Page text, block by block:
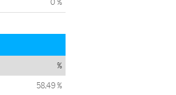
0 %
%
58,49 %